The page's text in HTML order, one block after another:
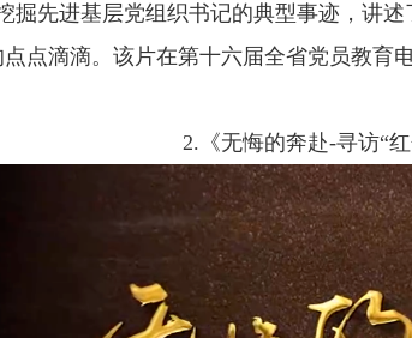
先进基层党组织书记的典型事迹，讲述
点滴滴。该片在第十六届全省党员教育
2. 《无悔的奔赴-寻访“